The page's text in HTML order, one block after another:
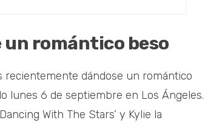
un romántico beso
recientemente dándose un romántico
lunes 6 de septiembre en Los Ángeles.
With The Stars’ y Kylie la